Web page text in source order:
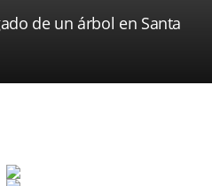
de un árbol en Santa